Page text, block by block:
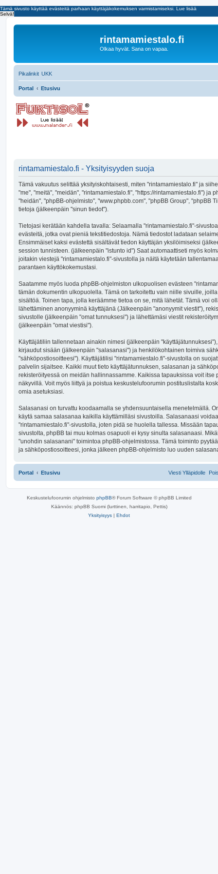
Tämä sivusto käyttää evästeitä parhaan käyttäjäkokemuksen varmistamiseksi. Lue lisää
Selvä!
rintamamiestalo.fi
Olkaa hyvät. Sana on vapaa.
Pikalinkit UKK
Portal Etusivu
rintamamiestalo.fi - Yksityisyyden suoja
Tämä vakuutus selittää yksityiskohtaisesti, miten "rintamamiestalo.fi" ja
"me", "meitä", "meidän", "rintamamiestalo.fi", "https://rintamamiestalo.fi") ja
"heidän", "phpBB-ohjelmisto", "www.phpbb.com", "phpBB Group", "phpBB
tietoja (jälkeenpäin "sinun tiedot").
Tietojasi kerätään kahdella tavalla: Selaamalla "rintamamiestalo.fi"-
evästeitä, jotka ovat pieniä tekstitiedostoja. Nämä tiedostot ladataan
Ensimmäiset kaksi evästettä sisältävät tiedon käyttäjän yksilöimiseksi
session tunnisteen. (jälkeenpäin "istunto id") Saat automaattiseti myös
joitakin viestejä "rintamamiestalo.fi"-sivustolla ja näitä käytetään
parantaen käyttökokemustasi.
Saatamme myös luoda phpBB-ohjelmiston ulkopuolisen evästeen
tämän dokumentin ulkopuolella. Tämä on tarkoitettu vain niille sivuille,
sisältöä. Toinen tapa, jolla keräämme tietoa on se, mitä lähetät. Tämä voi
lähettäminen anonyyminä käyttäjänä (Jälkeenpäin "anonyymit viestit"),
sivustolle (jälkeenpäin "omat tunnuksesi") ja lähettämäsi viestit
(jälkeenpäin "omat viestisi").
Käyttäjätiliin tallennetaan ainakin nimesi (jälkeenpäin
kirjaudut sisään (jälkeenpäin "salasanasi") ja henkilökohtainen toimiva
"sähköpostiosoitteesi"). Käyttäjätilisi "rintamamiestalo.fi"-sivustolla on
palvelin sijaitsee. Kaikki muut tieto käyttäjätunnuksen, salasanan ja
rekisteröityessä on meidän hallinnassamme. Kaikissa tapauksissa voit itse
näkyvillä. Voit myös liittyä ja poistua keskustelufoorumin postituslistalta
omia asetuksiasi.
Salasanasi on turvattu koodaamalla se yhdensuuntaisella menetelmällä.
käytä samaa salasanaa kaikilla käyttämilläsi sivustoilla. Salasanaasi
"rintamamiestalo.fi"-sivustolla, joten pidä se huolella tallessa. Missään
sivustolta, phpBB tai muu kolmas osapuoli ei kysy sinulta salasanaasi.
"unohdin salasanani" toimintoa phpBB-ohjelmistossa. Tämä toiminto
ja sähköpostiosoitteesi, jonka jälkeen phpBB-ohjelmisto luo uuden
Portal Etusivu Viesti Ylläpidolle
Keskustelufoorumin ohjelmisto phpBB® Forum Software © phpBB Limited
Käännös: phpBB Suomi (lurttinen, harritapio, Pettis)
Yksityisyys | Ehdot